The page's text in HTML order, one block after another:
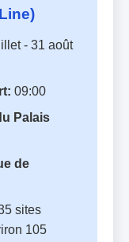
- 31 août
09:00
Palais
de
sites
105